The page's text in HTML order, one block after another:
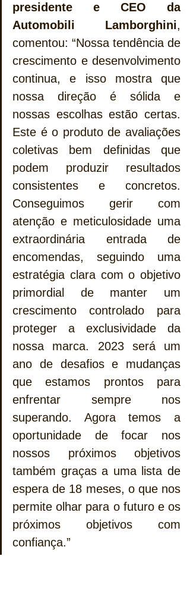
presidente e CEO da
Automobili Lamborghini,
comentou: “Nossa tendência de
crescimento e desenvolvimento
continua, e isso mostra que
nossa direção é sólida e
nossas escolhas estão certas.
Este é o produto de avaliações
coletivas bem definidas que
podem produzir resultados
consistentes e concretos.
Conseguimos gerir com
atenção e meticulosidade uma
extraordinária entrada de
encomendas, seguindo uma
estratégia clara com o objetivo
primordial de manter um
crescimento controlado para
proteger a exclusividade da
nossa marca. 2023 será um
ano de desafios e mudanças
que estamos prontos para
enfrentar sempre nos
superando. Agora temos a
oportunidade de focar nos
nossos próximos objetivos
também graças a uma lista de
espera de 18 meses, o que nos
permite olhar para o futuro e os
próximos objetivos com
confiança.”